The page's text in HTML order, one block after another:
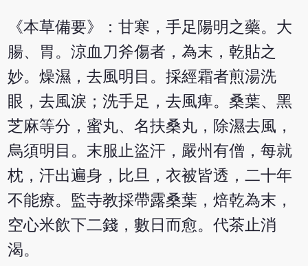
《本草備要》：甘寒，手足陽明之藥。大
腸、胃。涼血刀斧傷者，為末，乾貼之
妙。燥濕，去風明目。採經霜者煎湯洗
眼，去風淚；洗手足，去風痺。桑葉、黑
芝麻等分，蜜丸、名扶桑丸，除濕去風，
烏須明目。末服止盜汗，嚴州有僧，每就
枕，汗出遍身，比旦，衣被皆透，二十年
不能療。監寺教採帶露桑葉，焙乾為末，
空心米飲下二錢，數日而愈。代茶止消
渴。